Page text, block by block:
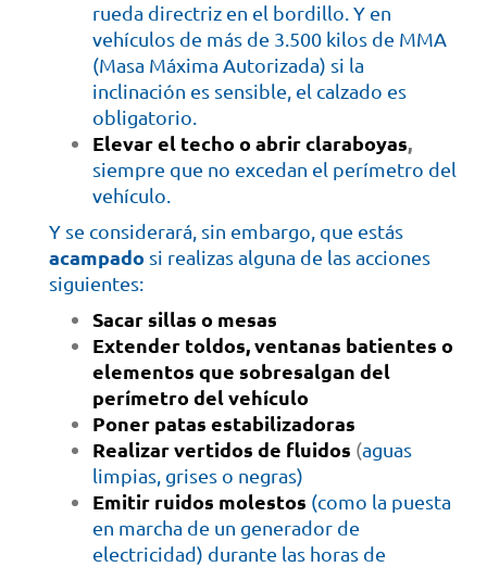
rueda directriz en el bordillo. Y en
vehículos de más de 3.500 kilos de MMA
(Masa Máxima Autorizada) si la
inclinación es sensible, el calzado es
obligatorio.
Elevar el techo o abrir claraboyas,
siempre que no excedan el perímetro del
vehículo.
Y se considerará, sin embargo, que estás
acampado si realizas alguna de las acciones
siguientes:
Sacar sillas o mesas
Extender toldos, ventanas batientes o
elementos que sobresalgan del
perímetro del vehículo
Poner patas estabilizadoras
Realizar vertidos de fluidos (aguas
limpias, grises o negras)
Emitir ruidos molestos (como la puesta
en marcha de un generador de
electricidad) durante las horas de